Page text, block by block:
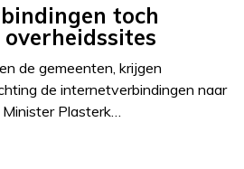
toch
de gemeenten, krijgen
de internetverbindingen naar
Plasterk…